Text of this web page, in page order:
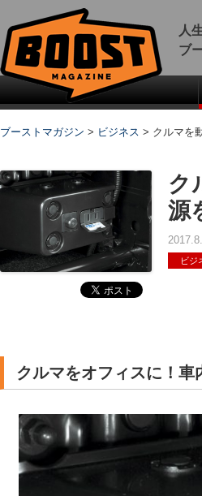
人
ブ
ブーストマガジン > ビジネス > クルマを
ク
源
ビジ
クルマをオフィスに！